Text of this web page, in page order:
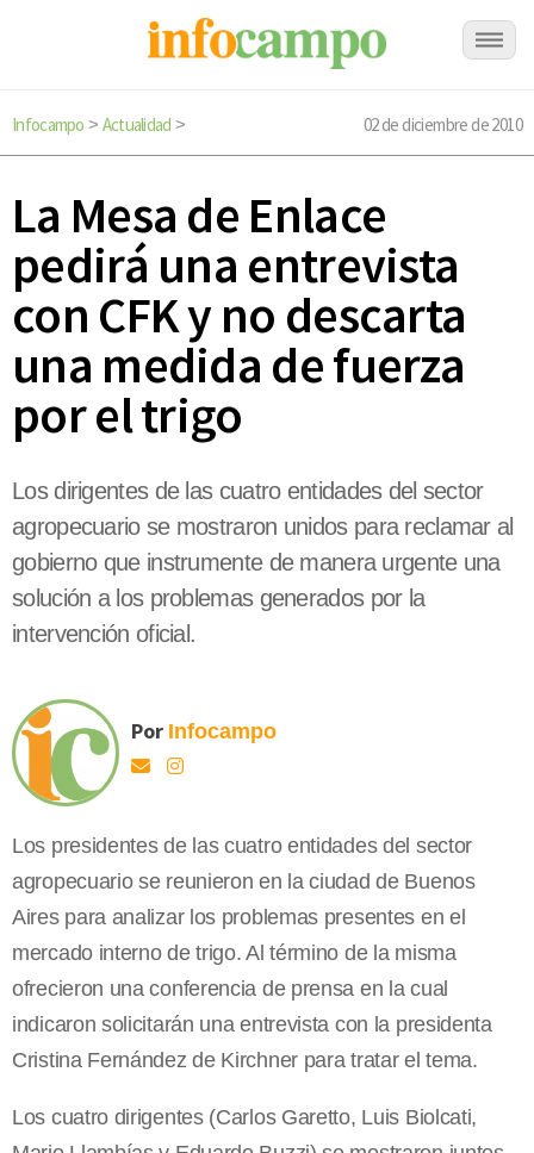
Infocampo > Actualidad > 02 de diciembre de 2010
La Mesa de Enlace
pedirá una entrevista
con CFK y no descarta
una medida de fuerza
por el trigo
Los dirigentes de las cuatro entidades del sector
agropecuario se mostraron unidos para reclamar al
gobierno que instrumente de manera urgente una
solución a los problemas generados por la
intervención oficial.
Por Infocampo
Los presidentes de las cuatro entidades del sector
agropecuario se reunieron en la ciudad de Buenos
Aires para analizar los problemas presentes en el
mercado interno de trigo. Al término de la misma
ofrecieron una conferencia de prensa en la cual
indicaron solicitarán una entrevista con la presidenta
Cristina Fernández de Kirchner para tratar el tema.
Los cuatro dirigentes (Carlos Garetto, Luis Biolcati,